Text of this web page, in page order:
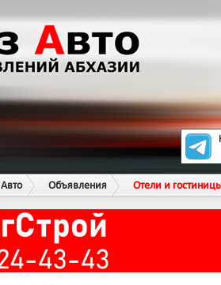
Авто Объявления Отели и